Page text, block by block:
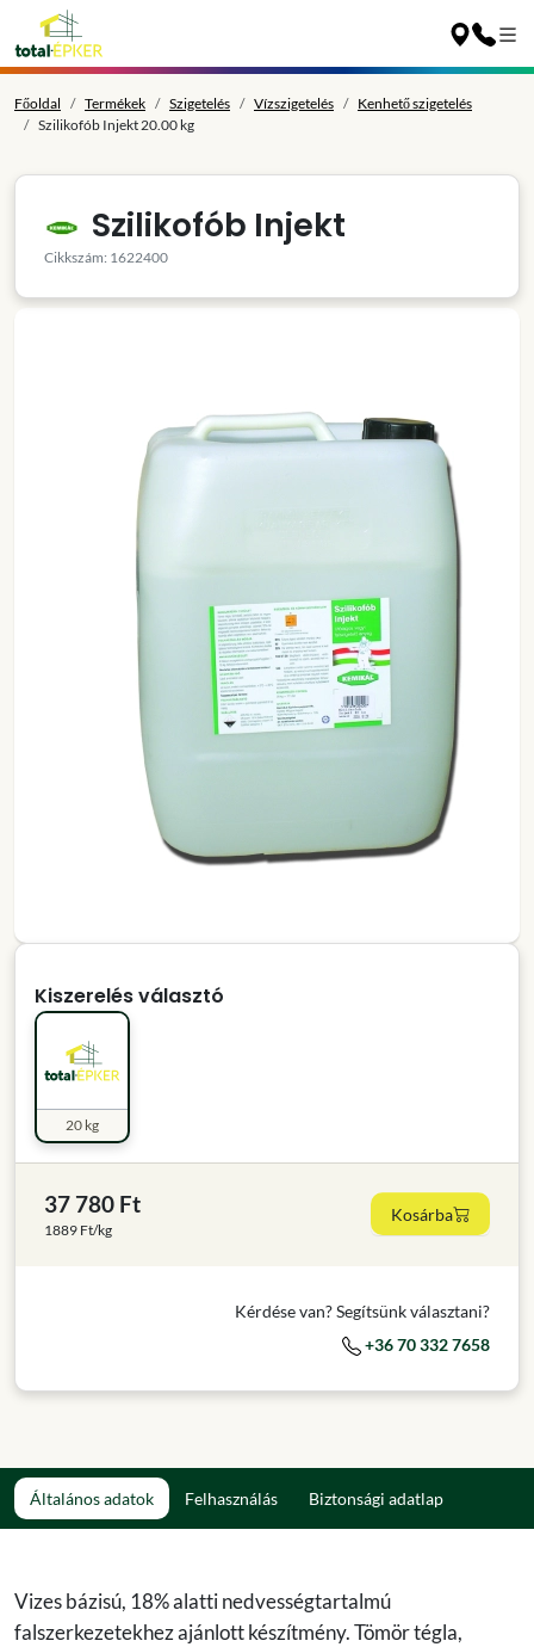
Főoldal Termékek Szigetelés Vízszigetelés
Kenhető szigetelés
Szilikofób Injekt 20.00 kg
Szilikofób Injekt
Cikkszám: 1622400
Kiszerelés választó
20 kg
37 780 Ft
1889 Ft/kg
Kosárba
Kérdése van? Segítsünk választani?
+36 70 332 7658
Általános adatok Felhasználás Biztonsági adatlap
Vizes bázisú, 18% alatti nedvességtartalmú
falszerkezetekhez ajánlott készítmény. Tömör tégla,